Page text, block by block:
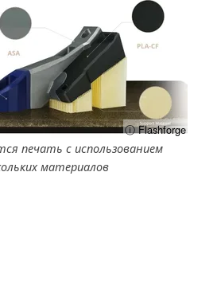
ⓘ Flashforge
печать с использованием
материалов